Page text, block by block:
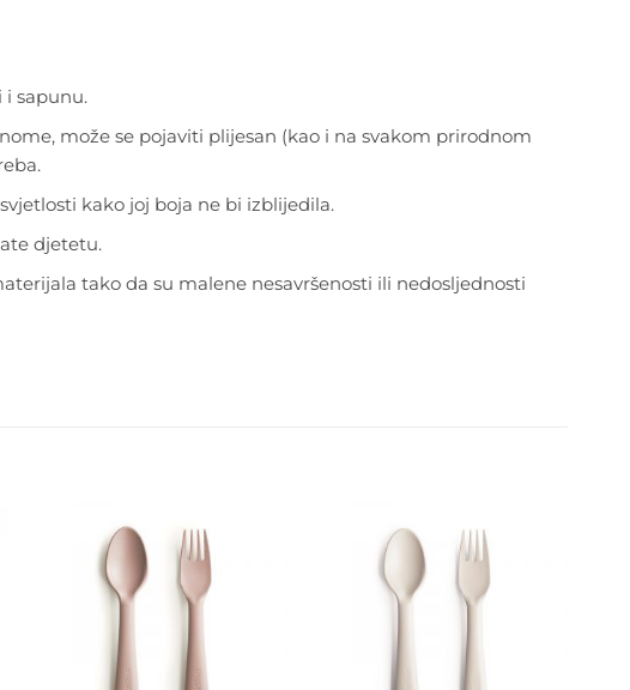
i sapunu.
može se pojaviti plijesan (kao i na svakom prirodnom
kako joj boja ne bi izblijedila.
djetetu.
tako da su malene nesavršenosti ili nedosljednosti